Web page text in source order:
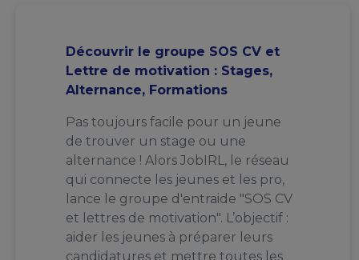
Découvrir le groupe SOS CV et
Lettre de motivation : Stages,
Alternance, Formations
Pas toujours facile pour un jeune
de trouver un stage ou une
alternance ! Alors JobIRL, le réseau
qui connecte les jeunes et les pro,
lance le groupe d'entraide "SOS CV
et lettres de motivation". L’objectif :
aider les jeunes à préparer leurs
candidatures et mettre toutes les